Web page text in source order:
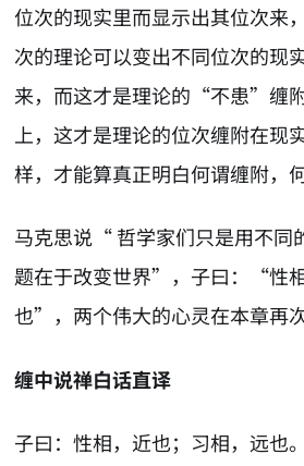
位次的现实里而显示出其位次来
次的理论可以变出不同位次的现
来，而这才是理论的“不患”缠
上，这才是理论的位次缠附在现
样，才能算真正明白何谓缠附，
马克思说“ 哲学家们只是用不同
题在于改变世界”，子曰：“性
也”，两个伟大的心灵在本章再
缠中说禅白话直译
子曰：性相，近也；习相，远也。